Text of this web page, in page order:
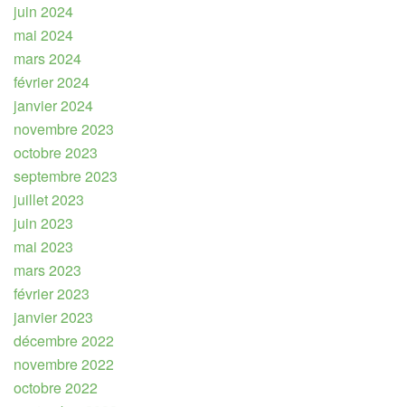
juin 2024
mai 2024
mars 2024
février 2024
janvier 2024
novembre 2023
octobre 2023
septembre 2023
juillet 2023
juin 2023
mai 2023
mars 2023
février 2023
janvier 2023
décembre 2022
novembre 2022
octobre 2022